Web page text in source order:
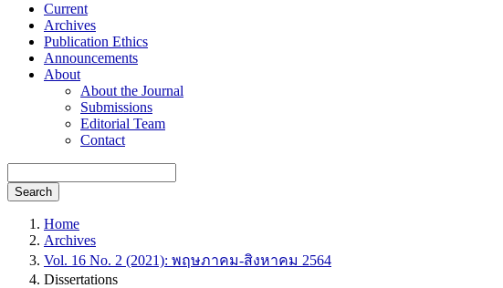
Current
Archives
Publication Ethics
Announcements
About
About the Journal
Submissions
Editorial Team
Contact
Search
Home
Archives
Vol. 16 No. 2 (2021): พฤษภาคม-สิงหาคม 2564
Dissertations